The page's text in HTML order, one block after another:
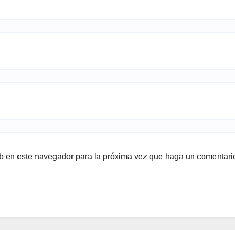
en este navegador para la próxima vez que haga un